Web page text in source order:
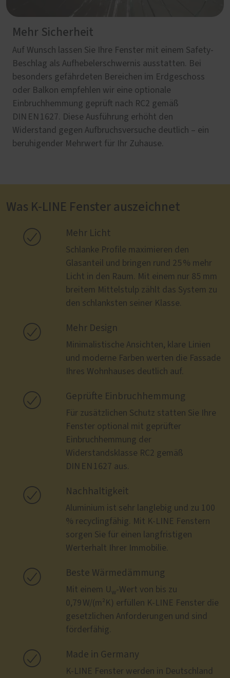
Mehr Sicherheit
Auf Wunsch lassen Sie Ihre Fenster mit einem Safety-
Beschlag als Aufhebelerschwernis ausstatten. Bei
besonders gefährdeten Bereichen im Erdgeschoss
oder Balkon empfehlen wir eine optionale
Einbruchhemmung geprüft nach RC2 gemäß
DIN EN 1627. Diese Ausführung erhöht den
Widerstand gegen Aufbruchsversuche deutlich – ein
beruhigender Mehrwert für Ihr Zuhause.
Was K-LINE Fenster auszeichnet
 Mehr Licht
Schlanke Profile maximieren den
Glasanteil und bringen rund 25 % mehr
Licht in den Raum. Mit einem nur 85 mm
breitem Mittelstulp zählt das System zu
den schlanksten seiner Klasse.
 Mehr Design
Minimalistische Ansichten, klare Linien
und moderne Farben werten die Fassade
Ihres Wohnhauses deutlich auf.
 Geprüfte Einbruchhemmung
Für zusätzlichen Schutz statten Sie Ihre
Fenster optional mit geprüfter
Einbruchhemmung der
Widerstandsklasse RC2 gemäß
DIN EN 1627 aus.
 Nachhaltigkeit
Aluminium ist sehr langlebig und zu 100
% recyclingfähig. Mit K-LINE Fenstern
sorgen Sie für einen langfristigen
Werterhalt Ihrer Immobilie.
 Beste Wärmedämmung
Mit einem U w-Wert von bis zu
0,79 W/(m²K) erfüllen K-LINE Fenster die
gesetzlichen Anforderungen und sind
förderfähig.
 Made in Germany
K-LINE Fenster werden in Deutschland